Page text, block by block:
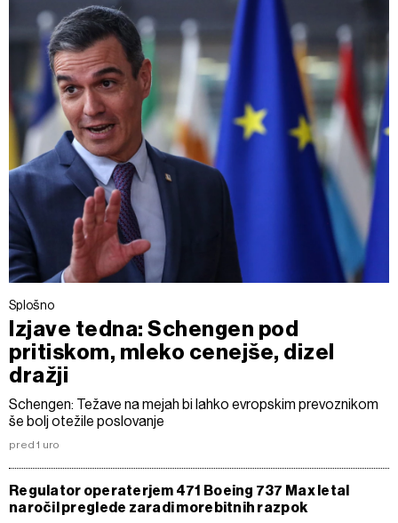
Splošno
Izjave tedna: Schengen pod
pritiskom, mleko cenejše, dizel
dražji
Schengen: Težave na mejah bi lahko evropskim prevoznikom
še bolj otežile poslovanje
pred 1 uro
Regulator operaterjem 471 Boeing 737 Max letal
naročil preglede zaradi morebitnih razpok